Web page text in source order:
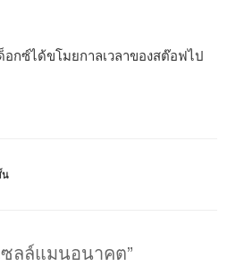
กซ์ได้ขโมยกาลเวลาของสต๊อฟไป
น
ลล์แมนอนาคต”